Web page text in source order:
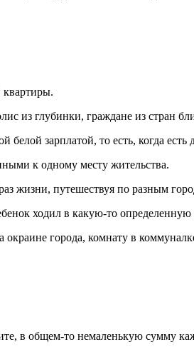
квартиры.
из глубинки, граждане из стран
зарплатой, то есть, когда
к одному месту жительства.
жизни, путешествуя по разным
ходил в какую-то определенную
города, комнату в
в общем-то немаленькую сумму